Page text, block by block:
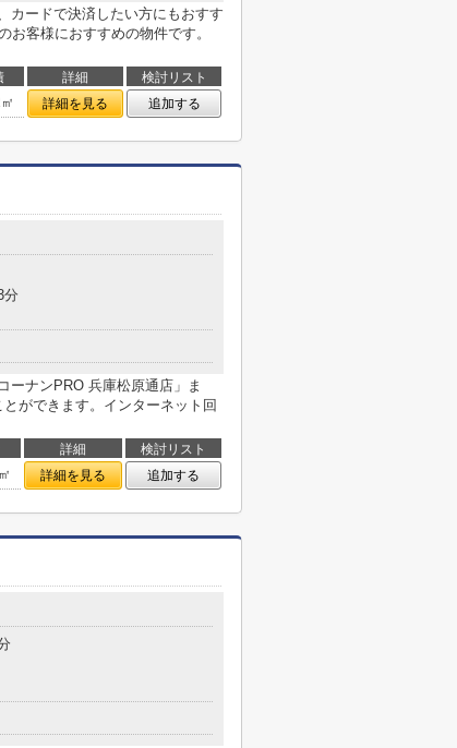
カードで決済したい方にもおすす
お客様におすすめの物件です。
詳細
検討リスト
詳細を見る 追加する
分
ーナンPRO 兵庫松原通店」ま
ができます。インターネット回
詳細
検討リスト
詳細を見る 追加する